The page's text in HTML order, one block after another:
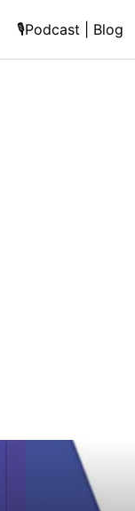
🎙️Podcast | Blog